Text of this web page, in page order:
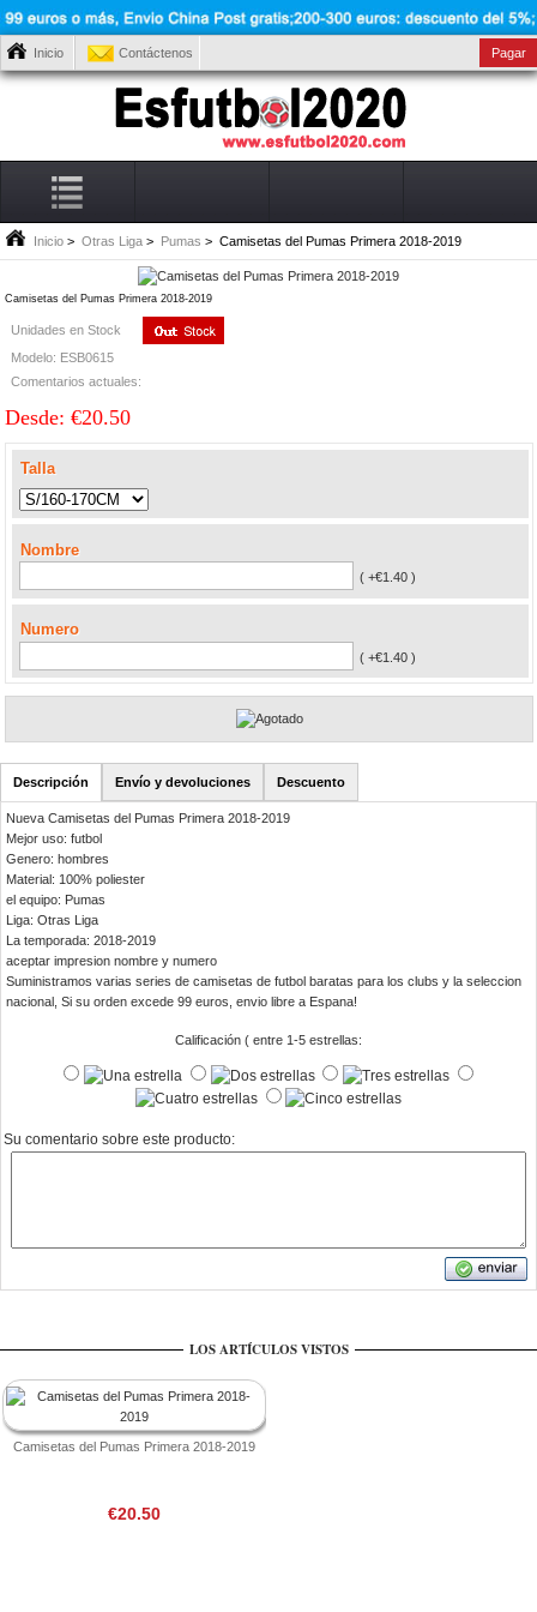
Inicio Contáctenos Pagar
Inicio > Otras Liga > Pumas > Camisetas del Pumas Primera 2018-2019
Camisetas del Pumas Primera 2018-2019
Unidades en Stock
Modelo: ESB0615
Comentarios actuales:
Desde: €20.50
Talla
Nombre
( +€1.40 )
Numero
( +€1.40 )
Descripción Envío y devoluciones Descuento
Nueva Camisetas del Pumas Primera 2018-2019
Mejor uso: futbol
Genero: hombres
Material: 100% poliester
el equipo: Pumas
Liga: Otras Liga
La temporada: 2018-2019
aceptar impresion nombre y numero
Suministramos varias series de camisetas de futbol baratas para los clubs y la seleccion
nacional, Si su orden excede 99 euros, envio libre a Espana!
Calificación ( entre 1-5 estrellas:
Su comentario sobre este producto:
LOS ARTÍCULOS VISTOS
Camisetas del Pumas Primera 2018-2019
€20.50